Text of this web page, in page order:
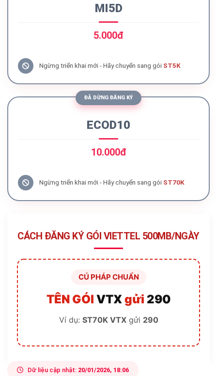
MI5D
5.000đ
Ngừng triển khai mới - Hãy chuyển sang gói ST5K
ĐÃ DỪNG ĐĂNG KÝ
ECOD10
10.000đ
Ngừng triển khai mới - Hãy chuyển sang gói ST70K
CÁCH ĐĂNG KÝ GÓI VIETTEL 500MB/NGÀY
CÚ PHÁP CHUẨN
TÊN GÓI VTXgửi 290
Ví dụ: ST70K VTXgửi 290
Dữ liệu cập nhật: 20/01/2026, 18:06